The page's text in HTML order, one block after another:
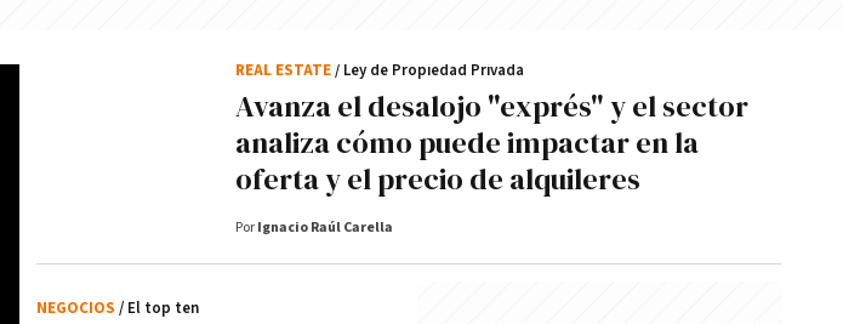
NEGOCIOS / El top ten
Avanza el desalojo "exprés" y el sector
analiza cómo puede impactar en la
oferta y el precio de alquileres
REAL ESTATE/ Ley de Propiedad Privada
Por Ignacio Raúl Carella